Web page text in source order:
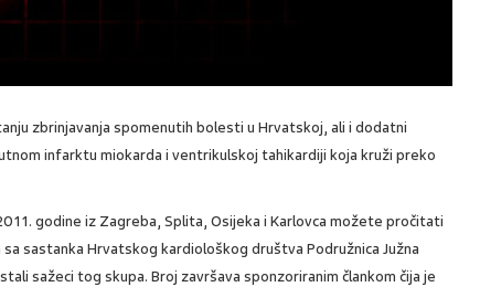
zbrinjavanja spomenutih bolesti u Hrvatskoj, ali i dodatni
infarktu miokarda i ventrikulskoj tahikardiji koja kruži preko
godine iz Zagreba, Splita, Osijeka i Karlovca možete pročitati
sastanka Hrvatskog kardiološkog društva Podružnica Južna
sažeci tog skupa. Broj završava sponzoriranim člankom čija je